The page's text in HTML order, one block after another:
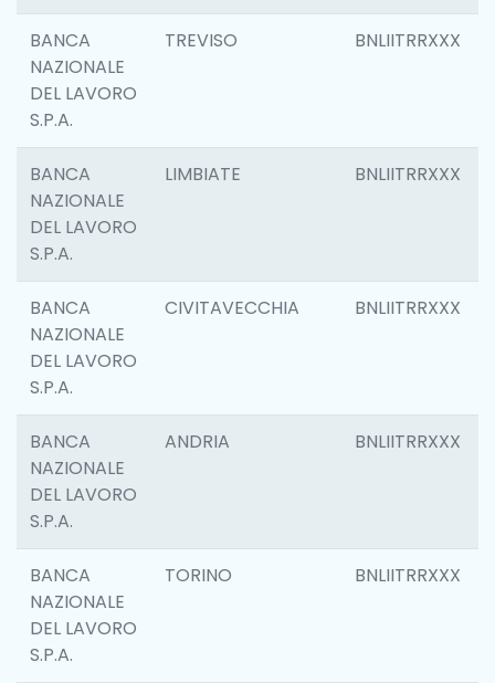
BANCA
NAZIONALE
DEL LAVORO
S.P.A.
TREVISO BNLIITRRXXX
BANCA
NAZIONALE
DEL LAVORO
S.P.A.
LIMBIATE BNLIITRRXXX
BANCA
NAZIONALE
DEL LAVORO
S.P.A.
CIVITAVECCHIA BNLIITRRXXX
BANCA
NAZIONALE
DEL LAVORO
S.P.A.
ANDRIA BNLIITRRXXX
BANCA
NAZIONALE
DEL LAVORO
S.P.A.
TORINO BNLIITRRXXX